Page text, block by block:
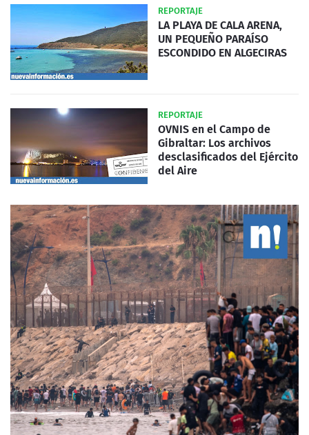
REPORTAJE
LA PLAYA DE CALA ARENA,
UN PEQUEÑO PARAÍSO
ESCONDIDO EN ALGECIRAS
REPORTAJE
OVNIS en el Campo de
Gibraltar: Los archivos
desclasificados del Ejército
del Aire